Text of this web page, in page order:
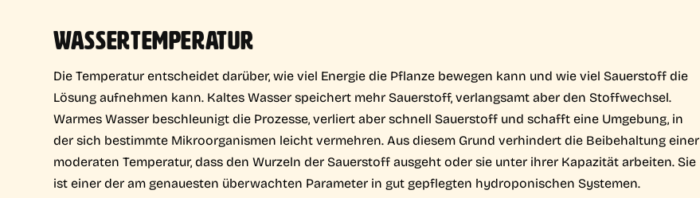
WASSERTEMPERATUR
Die Temperatur entscheidet darüber, wie viel Energie die Pflanze bewegen kann und wie viel Sauerstoff die
Lösung aufnehmen kann. Kaltes Wasser speichert mehr Sauerstoff, verlangsamt aber den Stoffwechsel.
Warmes Wasser beschleunigt die Prozesse, verliert aber schnell Sauerstoff und schafft eine Umgebung, in
der sich bestimmte Mikroorganismen leicht vermehren. Aus diesem Grund verhindert die Beibehaltung einer
moderaten Temperatur, dass den Wurzeln der Sauerstoff ausgeht oder sie unter ihrer Kapazität arbeiten. Sie
ist einer der am genauesten überwachten Parameter in gut gepflegten hydroponischen Systemen.